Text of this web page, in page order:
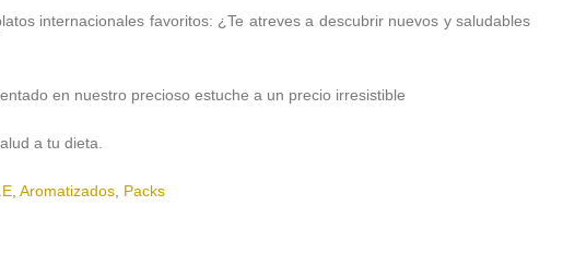
internacionales favoritos: ¿Te atreves a descubrir nuevos y saludables
en nuestro precioso estuche a un precio irresistible
a tu dieta.
, Aromatizados, Packs